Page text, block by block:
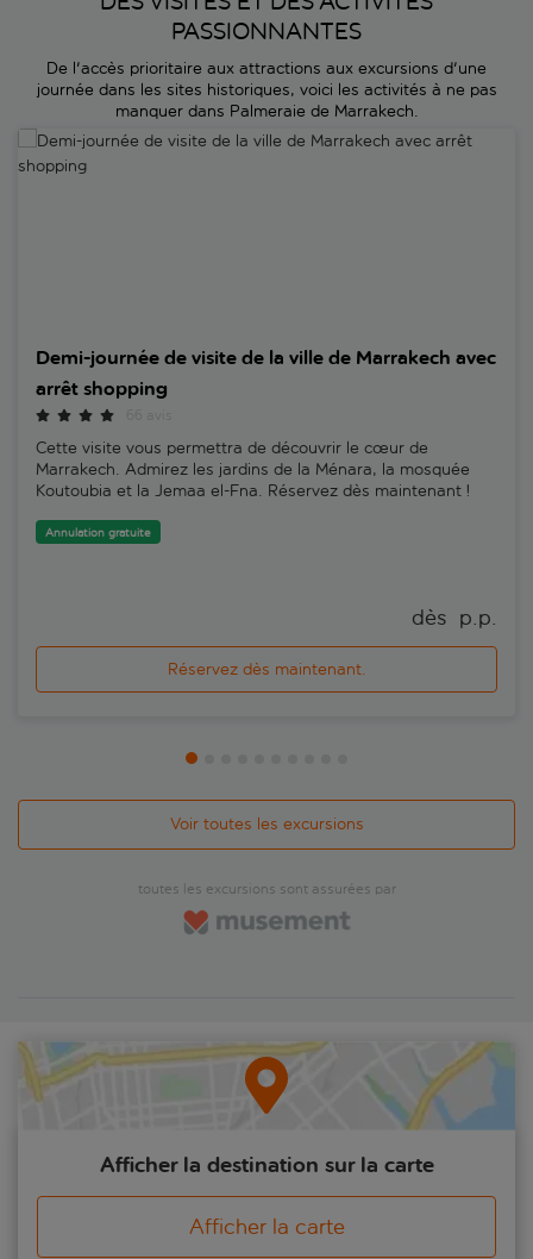
PASSIONNANTES
De l'accès prioritaire aux attractions aux excursions d'une
journée dans les sites historiques, voici les activités à ne pas
manquer dans Palmeraie de Marrakech.
Demi-journée de visite de la ville de Marrakech avec arrêt shopping
Demi-journée de visite de la ville de Marrakech avec
arrêt shopping
Cette visite vous permettra de découvrir le cœur de
Marrakech. Admirez les jardins de la Ménara, la mosquée
Koutoubia et la Jemaa el-Fna. Réservez dès maintenant !
Annulation gratuite
dès p.p.
Réservez dès maintenant.
Voir toutes les excursions
toutes les excursions sont assurées par
Afficher la destination sur la carte
Afficher la carte